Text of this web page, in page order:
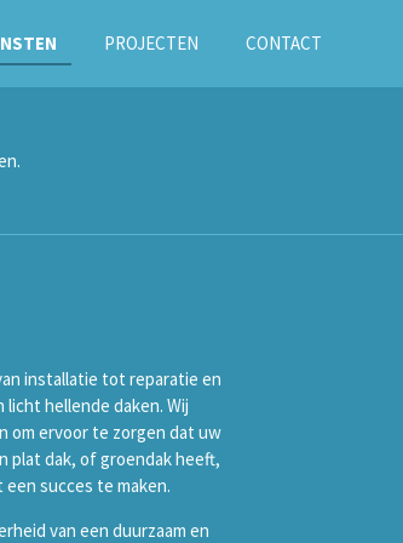
PROJECTEN CONTACT
installatie tot reparatie en
hellende daken. Wij
om ervoor te zorgen dat uw
plat dak, of groendak heeft,
succes te maken.
van een duurzaam en